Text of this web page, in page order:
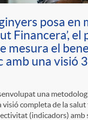
posa en
Financera’, el
mesura el
amb una visió
una
completa de la salut
(indicadors)